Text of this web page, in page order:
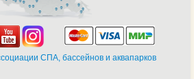
СПА, бассейнов и аквапарков